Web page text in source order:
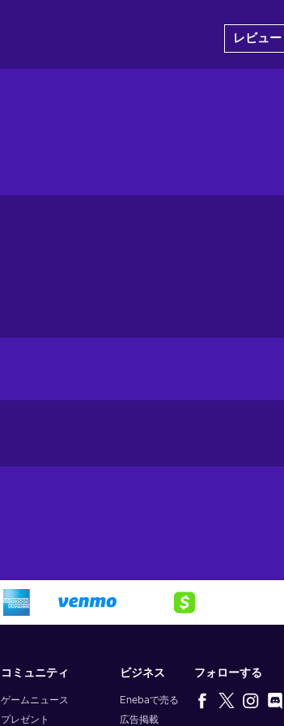
レビュー
コミュニティ
ゲームニュース
プレゼント
ビジネス
Enebaで売る
広告掲載
フォローする